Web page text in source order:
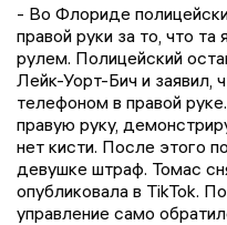
- Во Флориде
правой руки за то, что
рулем. Полицейский
Лейк-Уорт-Бич и заявил,
телефоном в правой
правую руку,
нет кисти. После этого
девушке штраф. Томас
опубликовала в TikTok.
управление само